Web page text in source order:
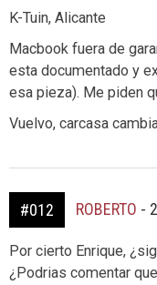
K-Tuin, Alicante
Macbook fuera de
esta documentado y
esa pieza). Me piden
Vuelvo, carcasa
#012 ROBERTO -
Por cierto Enrique,
¿Podrias comentar